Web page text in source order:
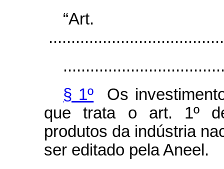
§ 1º Os
que trata o art. 1º
produtos da indústria
ser editado pela Aneel.